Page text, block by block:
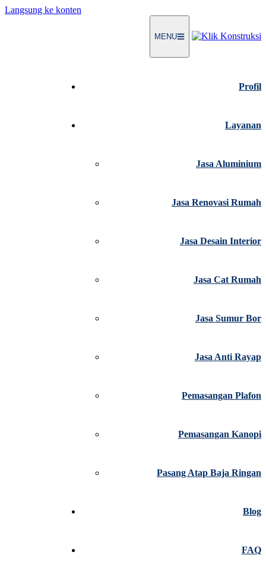
Langsung ke konten
MENU
Profil
Layanan
Jasa Aluminium
Jasa Renovasi Rumah
Jasa Desain Interior
Jasa Cat Rumah
Jasa Sumur Bor
Jasa Anti Rayap
Pemasangan Plafon
Pemasangan Kanopi
Pasang Atap Baja Ringan
Blog
FAQ